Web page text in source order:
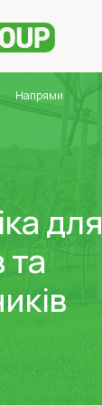
Напрями
для
та